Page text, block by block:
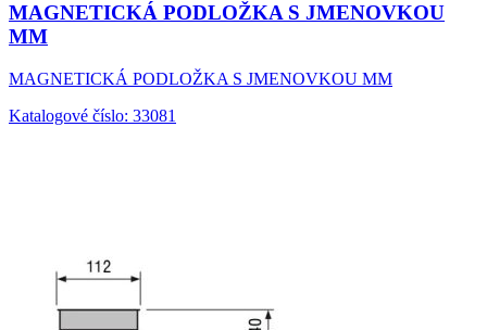
MAGNETICKÁ PODLOŽKA S JMENOVKOU
MM
MAGNETICKÁ PODLOŽKA S JMENOVKOU MM
Katalogové číslo: 33081